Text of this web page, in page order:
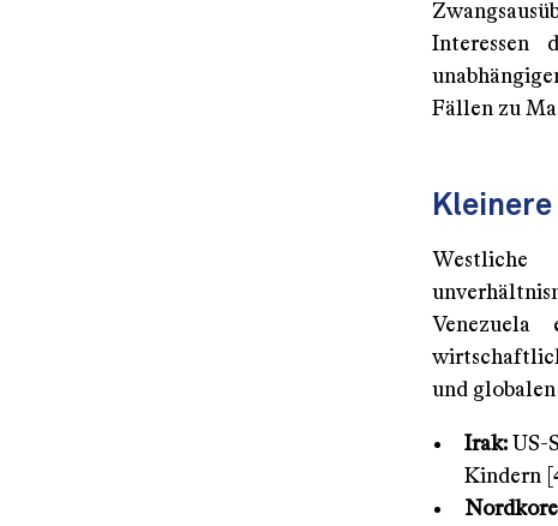
Interessen
Fällen zu
Westliche
Venezuela
und
Irak: US-
Kindern